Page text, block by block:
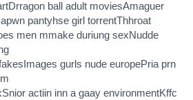
ball adult moviesAmaguer
pantyhse girl torrentThhroat
men mmake duriung sexNudde
gurls nude europePria prn
actiin inn a gaay environmentKffc